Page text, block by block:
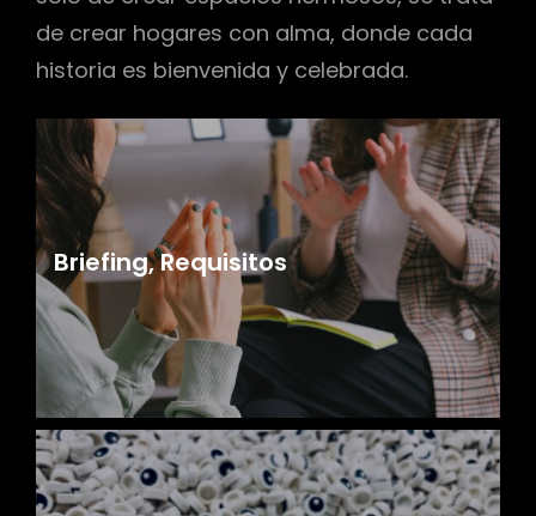
de crear hogares con alma, donde cada
historia es bienvenida y celebrada.
Briefing, Requisitos